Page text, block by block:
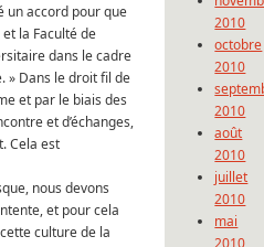
un accord pour que
et la Faculté de
dans le cadre
» Dans le droit fil de
et par le biais des
et d’échanges,
Cela est
nous devons
et pour cela
culture de la
2010
octobre
2010
2010
août
2010
juillet
2010
mai